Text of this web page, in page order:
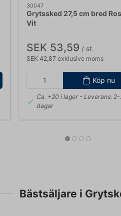
30047
Grytssked 27,5 cm bred
Vit
SEK 53,59 / st.
SEK 42,87 exklusive moms
Köp nu
Ca. +20 i lager- Leverans: 2-
dagar
Bästsäljare i